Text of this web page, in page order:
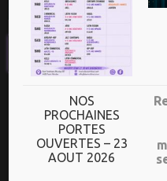
Plus de 70h
Dès l’âge de 3
Un niveau
NOS
PROCHAINES
PORTES
OUVERTES – 23
AOUT 2026